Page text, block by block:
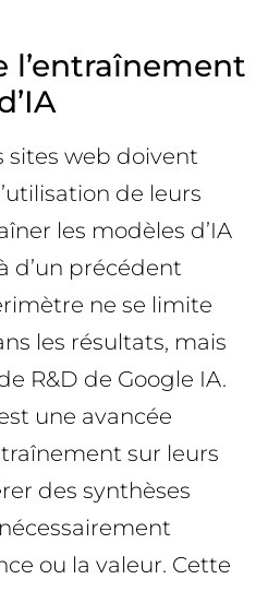
l’entraînement
sites web doivent
de leurs
les modèles d’IA
d’un précédent
ne se limite
les résultats, mais
R&D de Google IA.
une avancée
sur leurs
des synthèses
ou la valeur. Cette